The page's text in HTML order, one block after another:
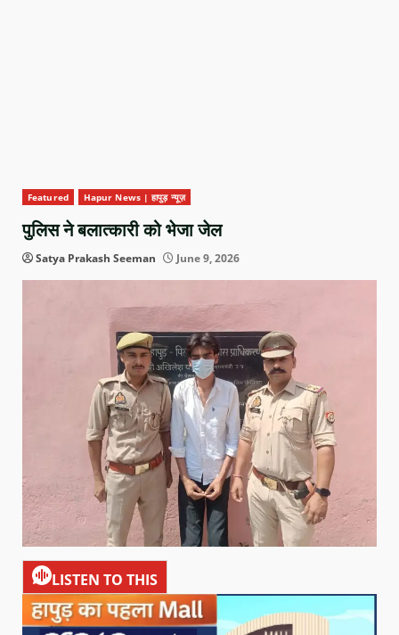
Featured Hapur News | हापुड़ न्यूज़
पुलिस ने बलात्कारी को भेजा जेल
Satya Prakash Seeman June 9, 2026
LISTEN TO THIS